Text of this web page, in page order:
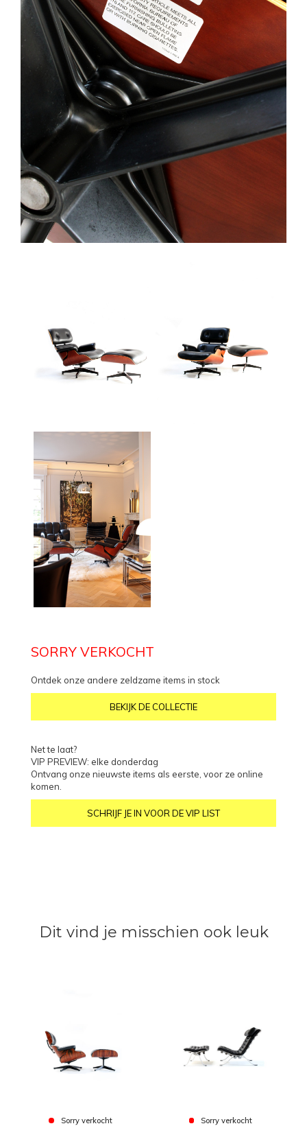
SORRY VERKOCHT
Ontdek onze andere zeldzame items in stock
BEKIJK DE COLLECTIE
Net te laat?
VIP PREVIEW: elke donderdag
Ontvang onze nieuwste items als eerste, voor ze online
komen.
SCHRIJF JE IN VOOR DE VIP LIST
Dit vind je misschien ook leuk
Sorry verkocht Sorry verkocht